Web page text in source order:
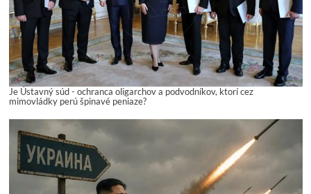
Je Ústavný súd - ochranca oligarchov a podvodníkov, ktorí cez
mimovládky perú špinavé peniaze?